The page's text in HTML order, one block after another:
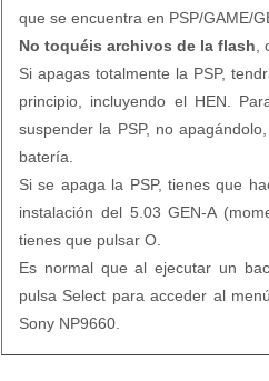
que se encuentra en PSP/GAME/
No toquéis archivos de la flash
Si apagas totalmente la PSP,
principio, incluyendo el HEN.
suspender la PSP, no
batería.
Si se apaga la PSP, tienes que
instalación del 5.03 GEN-A
tienes que pulsar O.
Es normal que al ejecutar un
pulsa Select para acceder al
Sony NP9660.